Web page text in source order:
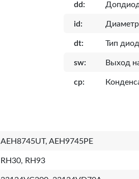
dd:
id:
dt: Тип
sw: Выход
cp:
AEH8745UT, AEH9745PE
RH30, RH93